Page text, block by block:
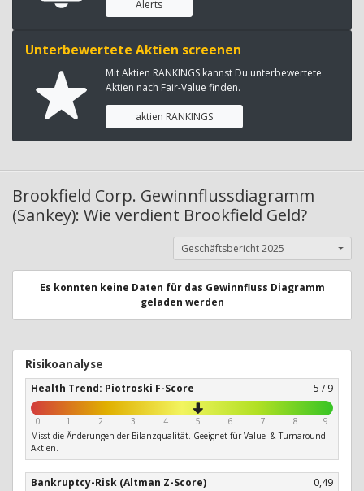
Alerts
Unterbewertete Aktien screenen
Mit Aktien RANKINGS kannst Du unterbewertete
Aktien nach Fair-Value finden.
aktien RANKINGS
Brookfield Corp. Gewinnflussdiagramm
(Sankey): Wie verdient Brookfield Geld?
Geschäftsbericht 2025
Es konnten keine Daten für das Gewinnfluss Diagramm
geladen werden
Risikoanalyse
Health Trend: Piotroski F-Score 5 / 9
0 1 2 3 4 5 6 7 8
9
Misst die Änderungen der Bilanzqualität. Geeignet für Value- & Turnaround-
Aktien.
Bankruptcy-Risk (Altman Z-Score) 0,49